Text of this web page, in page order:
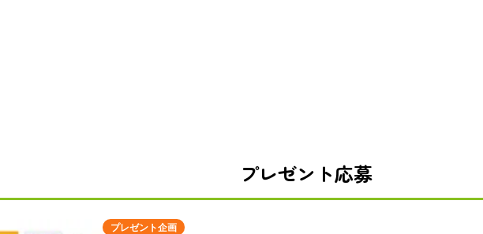
プレゼント応募
プレゼント企画